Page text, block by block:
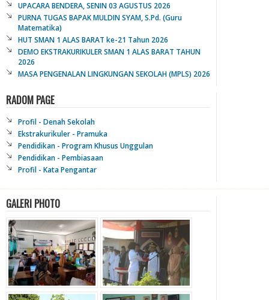
UPACARA BENDERA, SENIN 03 AGUSTUS 2026
PURNA TUGAS BAPAK MULDIN SYAM, S.Pd. (Guru
Matematika)
HUT SMAN 1 ALAS BARAT ke-21 Tahun 2026
DEMO EKSTRAKURIKULER SMAN 1 ALAS BARAT TAHUN
2026
MASA PENGENALAN LINGKUNGAN SEKOLAH (MPLS) 2026
RADOM PAGE
Profil - Denah Sekolah
Ekstrakurikuler - Pramuka
Pendidikan - Program Khusus Unggulan
Pendidikan - Pembiasaan
Profil - Kata Pengantar
GALERI PHOTO